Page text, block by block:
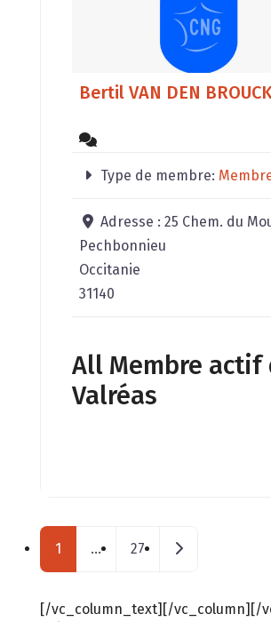
Bertil VAN DEN
Type de membre:
Adresse :25 Chem. du
Pechbonnieu
Occitanie
31140
All Membre actif
Valréas
Posts navigation
1 … 27 Messages plus
[/vc_column_text][/vc_column][/